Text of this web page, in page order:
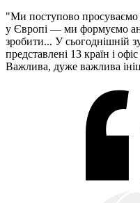
"Ми поступово просуваємо
у Європі — ми формуємо
зробити... У сьогоднішній
представлені 13 країн і
Важлива, дуже важлива